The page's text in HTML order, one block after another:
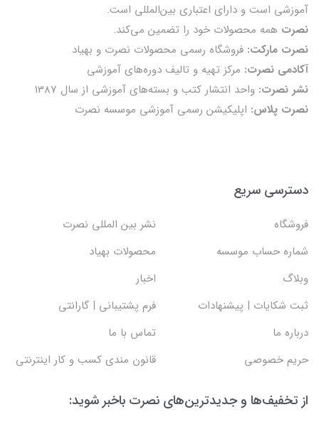
آموزشی است و دارای اعتباری بین‌المللی است.
نصرت همه محصولات خود را تضمين می‌كند.
نصرت مارکت: فروشگاه رسمی محصولات نصرت و بهیاد
آکادمی نصرت: مرکز تهیه و تالیف دوره‌های آموزشی
نشر نصرت: واحد انتشار کتب و بسته‌های آموزشی از سال 1387
نصرت پلاس: اپلیکیشن رسمی آموزشی موسسه نصرت
دسترسی سریع
فروشگاه
نشر بین المللی نصرت
شماره حساب موسسه
محصولات بهیاد
وبلاگ
اخبار
ثبت شکایات | پیشنهادات
فرم پشتیبانی | گارانتی
درباره ما
تماس با ما
حریم خصوصی
قانون مندی کسب و کار اینترنتی
از تخفیف‌ها و جدیدترین‌های نصرت باخبر شوید: